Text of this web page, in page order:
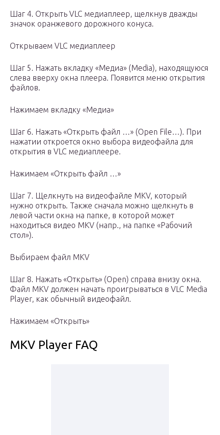
Шаг 4. Открыть VLC медиаплеер, щелкнув дважды
значок оранжевого дорожного конуса.
Открываем VLC медиаплеер
Шаг 5. Нажать вкладку «Медиа» (Media), находящуюся
слева вверху окна плеера. Появится меню открытия
файлов.
Нажимаем вкладку «Медиа»
Шаг 6. Нажать «Открыть файл …» (Open File…). При
нажатии откроется окно выбора видеофайла для
открытия в VLC медиаплеере.
Нажимаем «Открыть файл …»
Шаг 7. Щелкнуть на видеофайле MKV, который
нужно открыть. Также сначала можно щелкнуть в
левой части окна на папке, в которой может
находиться видео MKV (напр., на папке «Рабочий
стол»).
Выбираем файл MKV
Шаг 8. Нажать «Открыть» (Open) справа внизу окна.
Файл MKV должен начать проигрываться в VLC Media
Player, как обычный видеофайл.
Нажимаем «Открыть»
MKV Player FAQ